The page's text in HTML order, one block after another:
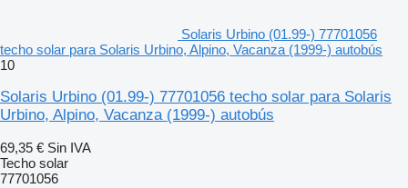
Solaris Urbino (01.99-) 77701056
techo solar para Solaris Urbino, Alpino, Vacanza (1999-) autobús
10
Solaris Urbino (01.99-) 77701056 techo solar para Solaris
Urbino, Alpino, Vacanza (1999-) autobús
69,35 € Sin IVA
Techo solar
77701056